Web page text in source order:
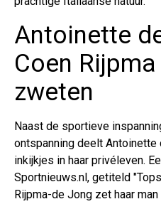
Antoinette
Coen
zweten
Naast de sportieve
ontspanning deelt
inkijkjes in haar privéleven.
Sportnieuws.nl, getiteld
Rijpma-de Jong zet haar